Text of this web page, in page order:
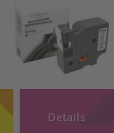
Details